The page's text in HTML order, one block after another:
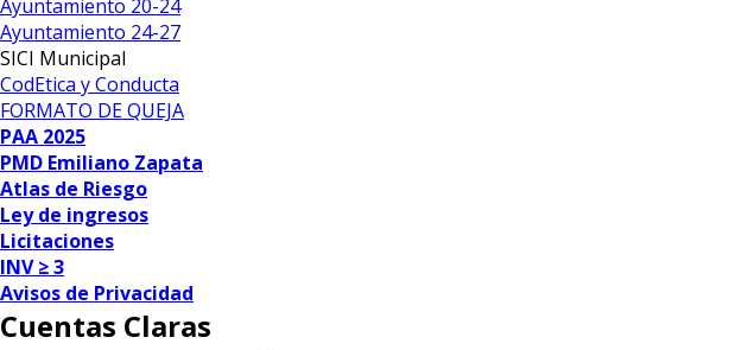
Ayuntamiento 20-24
Ayuntamiento 24-27
SICI Municipal
CodEtica y Conducta
FORMATO DE QUEJA
PAA 2025
PMD Emiliano Zapata
Atlas de Riesgo
Ley de ingresos
Licitaciones
INV ≥ 3
Avisos de Privacidad
Cuentas Claras